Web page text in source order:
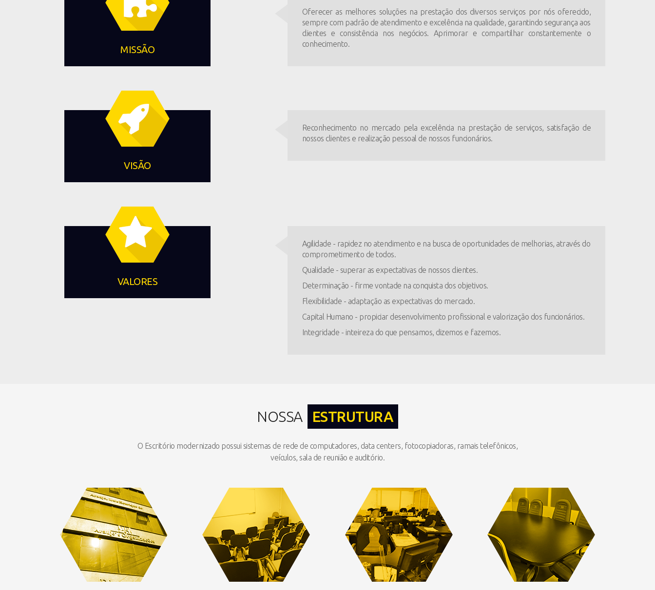
MISSÃO
Oferecer as melhores soluções na prestação dos diversos serviços por nós oferecido,
sempre com padrão de atendimento e excelência na qualidade, garantindo segurança aos
clientes e consistência nos negócios. Aprimorar e compartilhar constantemente o
conhecimento.
VISÃO
Reconhecimento no mercado pela excelência na prestação de serviços, satisfação de
nossos clientes e realização pessoal de nossos funcionários.
VALORES
Agilidade - rapidez no atendimento e na busca de oportunidades de melhorias, através do
comprometimento de todos.
Qualidade - superar as expectativas de nossos clientes.
Determinação - firme vontade na conquista dos objetivos.
Flexibilidade - adaptação as expectativas do mercado.
Capital Humano - propiciar desenvolvimento profissional e valorização dos funcionários.
Integridade - inteireza do que pensamos, dizemos e fazemos.
NOSSA ESTRUTURA
O Escritório modernizado possui sistemas de rede de computadores, data centers, fotocopiadoras, ramais telefônicos,
veículos, sala de reunião e auditório.